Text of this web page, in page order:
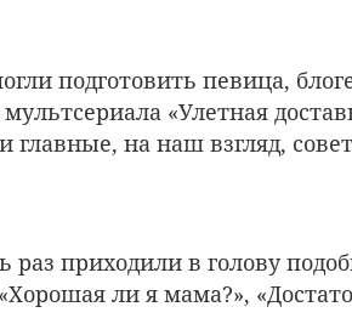
подготовить певица,
«Улетная
на наш взгляд,
раз приходили в голову
ли я мама?»,